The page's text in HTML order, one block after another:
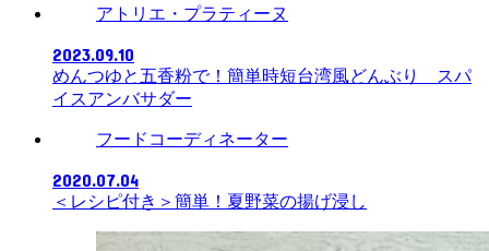
アトリエ・プラティーヌ
2023.09.10
めんつゆと五香粉で！簡単時短台湾風どんぶり スパ
イスアンバサダー
フードコーディネーター
2020.07.04
＜レシピ付き＞簡単！夏野菜の揚げ浸し